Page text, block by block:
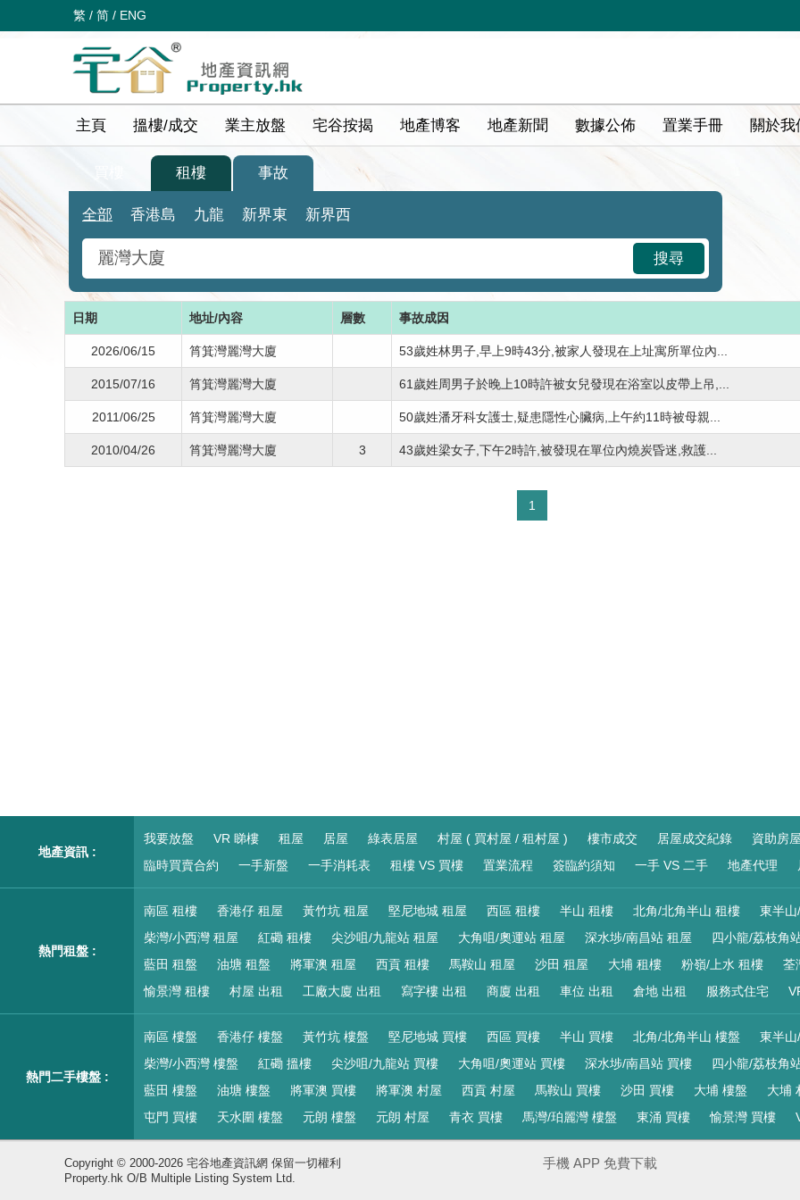
繁 / 简 / ENG
主頁 搵樓/成交 業主放盤 宅谷按揭 地產博客 地產新聞 數據公佈 置業手冊 關於我
租樓 事故
全部 香港島 九龍 新界東 新界西
搜尋
日期 地址/內容 層數 事故成因
2026/06/15 筲箕灣麗灣大廈 53歲姓林男子,早上9時43分,被家人發現在上址寓所單位內...
2015/07/16 筲箕灣麗灣大廈 61歲姓周男子於晚上10時許被女兒發現在浴室以皮帶上吊,...
2011/06/25 筲箕灣麗灣大廈 50歲姓潘牙科女護士,疑患隱性心臟病,上午約11時被母親...
2010/04/26 筲箕灣麗灣大廈 3 43歲姓梁女子,下午2時許,被發現在單位內燒炭昏迷,救護...
1
地產資訊 :
我要放盤 VR 睇樓 租屋 居屋 綠表居屋 村屋 ( 買村屋 / 租村屋 ) 樓市成交 居屋成交紀錄 資助房
臨時買賣合約
一手新盤 一手消耗表 租樓 VS 買樓 置業流程 簽臨約須知 一手 VS 二手 地產代理
熱門租盤 :
南區 租樓 香港仔 租屋 黃竹坑 租屋 堅尼地城 租屋 西區 租樓 半山 租樓 北角/北角半山 租樓 東半山
柴灣/小西灣 租屋
紅磡 租樓 尖沙咀/九龍站 租屋 大角咀/奧運站 租屋 深水埗/南昌站 租屋 四小龍/荔枝角
藍田 租盤
油塘 租盤 將軍澳 租屋 西貢 租樓 馬鞍山 租屋 沙田 租屋 大埔 租樓 粉嶺/上水 租樓 荃
愉景灣 租樓
村屋 出租 工廠大廈 出租 寫字樓 出租 商廈 出租 車位 出租 倉地 出租 服務式住宅
熱門二手樓盤 :
南區 樓盤 香港仔 樓盤 黃竹坑 樓盤 堅尼地城 買樓 西區 買樓 半山 買樓 北角/北角半山 樓盤 東半
柴灣/小西灣 樓盤
紅磡 搵樓 尖沙咀/九龍站 買樓 大角咀/奧運站 買樓 深水埗/南昌站 買樓 四小龍/荔枝角
藍田 樓盤
油塘 樓盤 將軍澳 買樓 將軍澳 村屋 西貢 村屋 馬鞍山 買樓 沙田 買樓 大埔 樓盤 大埔
屯門 買樓
天水圍 樓盤 元朗 樓盤 元朗 村屋 青衣 買樓 馬灣/珀麗灣 樓盤 東涌 買樓 愉景灣 買樓
Copyright © 2000-2026 宅谷地產資訊網 保留一切權利
Property.hk O/B Multiple Listing System Ltd.
手機 APP 免費下載